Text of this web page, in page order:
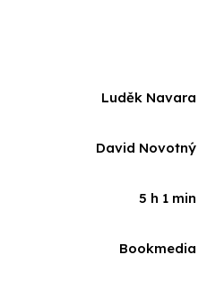
Luděk Navara
David Novotný
5 h 1 min
Bookmedia